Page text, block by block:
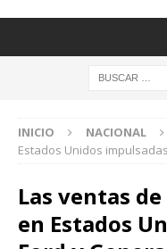
INICIO NACIONAL
Estados Unidos
Las ventas
en Estados